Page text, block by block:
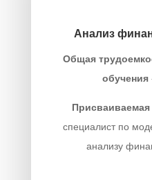
Анализ
Общая
обучения
специалист по
анализу